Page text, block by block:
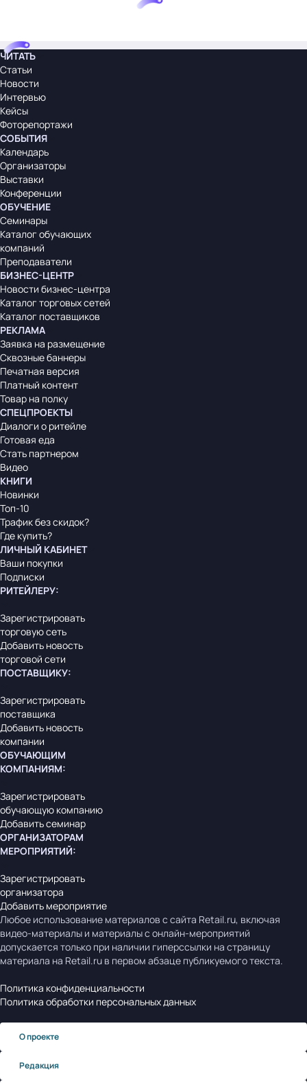
ЧИТАТЬ
Статьи
Новости
Интервью
Кейсы
Фоторепортажи
СОБЫТИЯ
Календарь
Организаторы
Выставки
Конференции
ОБУЧЕНИЕ
Семинары
Каталог обучающих
компаний
Преподаватели
БИЗНЕС-ЦЕНТР
Новости бизнес-центра
Каталог торговых сетей
Каталог поставщиков
РЕКЛАМА
Заявка на размещение
Сквозные баннеры
Печатная версия
Платный контент
Товар на полку
СПЕЦПРОЕКТЫ
Диалоги о ритейле
Готовая еда
Стать партнером
Видео
КНИГИ
Новинки
Топ-10
Трафик без скидок?
Где купить?
ЛИЧНЫЙ КАБИНЕТ
Ваши покупки
Подписки
РИТЕЙЛЕРУ:
Зарегистрировать
торговую сеть
Добавить новость
торговой сети
ПОСТАВЩИКУ:
Зарегистрировать
поставщика
Добавить новость
компании
ОБУЧАЮЩИМ
КОМПАНИЯМ:
Зарегистрировать
обучающую компанию
Добавить семинар
ОРГАНИЗАТОРАМ
МЕРОПРИЯТИЙ:
Зарегистрировать
организатора
Добавить мероприятие
Любое использование материалов с сайта Retail.ru, включая
видео-материалы и материалы с онлайн-мероприятий
допускается только при наличии гиперссылки на страницу
материала на Retail.ru в первом абзаце публикуемого текста.
Политика конфиденциальности
Политика обработки персональных данных
О проекте
Редакция